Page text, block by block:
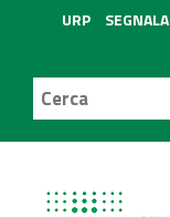
URP SEGNALA